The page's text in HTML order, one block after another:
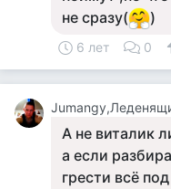
не сразу(
)
6 лет 0
А не виталик
а если
грести всё